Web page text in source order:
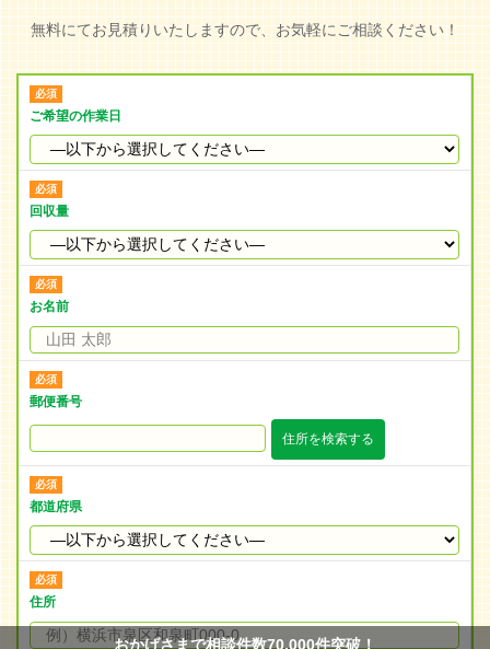
無料にてお見積りいたしますので、お気軽にご相談ください！
ご希望の作業日
回収量
お名前
郵便番号
住所を検索する
都道府県
住所
おかげさまで相談件数70,000件突破！